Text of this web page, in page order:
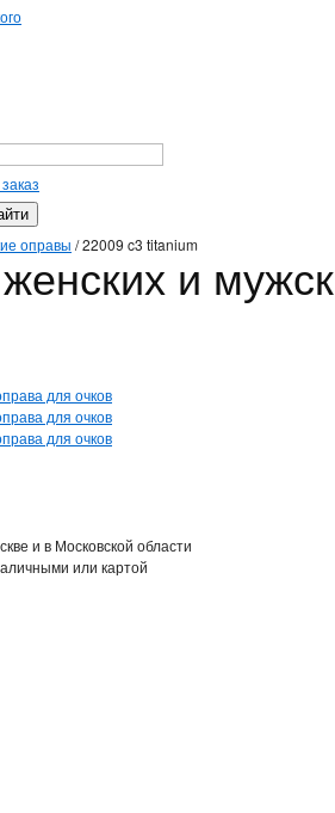
оправы /22009 c3 titanium
и
и в Московской области
или картой